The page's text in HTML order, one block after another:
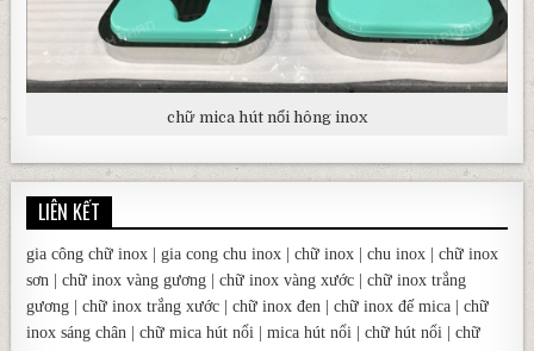
chữ mica hút nổi hông inox
LIÊN KẾT
gia công chữ inox |gia cong chu inox |chữ inox |chu inox |chữ inox
sơn |chữ inox vàng gương |chữ inox vàng xước |chữ inox trắng
gương |chữ inox trắng xước |chữ inox đen |chữ inox đế mica |chữ
inox sáng chân |chữ mica hút nổi |mica hút nổi |chữ hút nổi |chữ